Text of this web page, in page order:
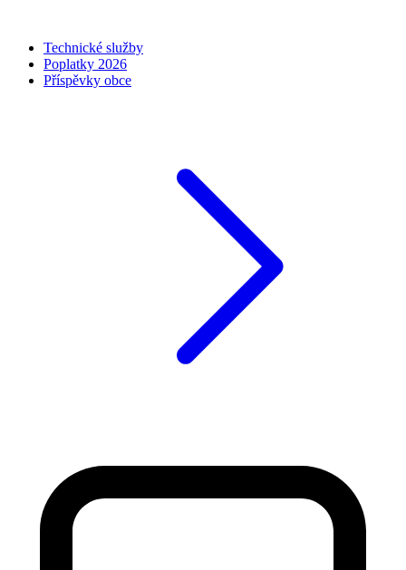
Technické služby
Poplatky 2026
Příspěvky obce